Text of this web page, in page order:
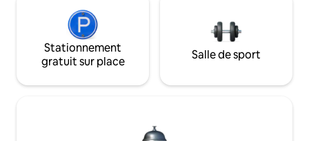
Stationnement
gratuit sur place
Salle de sport